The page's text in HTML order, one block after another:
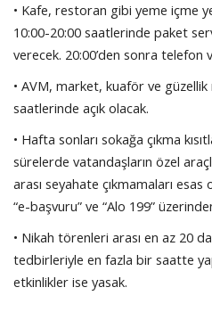
• Kafe, restoran gibi yeme içme
10:00-20:00 saatlerinde paket
verecek. 20:00’den sonra telefon
• AVM, market, kuaför ve
saatlerinde açık olacak.
• Hafta sonları sokağa çıkma
sürelerde vatandaşların özel
arası seyahate çıkmamaları esas
“e-başvuru” ve “Alo 199”
• Nikah törenleri arası en az 20
tedbirleriyle en fazla bir saatte
etkinlikler ise yasak.